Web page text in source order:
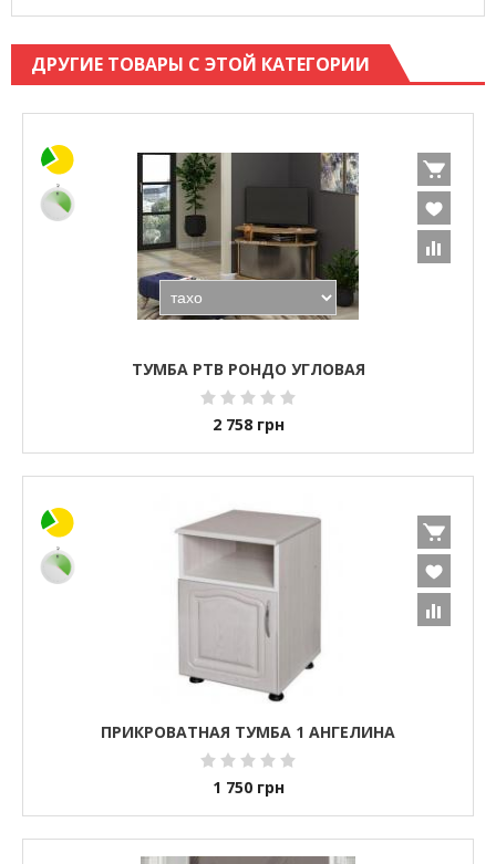
ДРУГИЕ ТОВАРЫ С ЭТОЙ КАТЕГОРИИ
ТУМБА РТВ РОНДО УГЛОВАЯ
2 758 грн
ПРИКРОВАТНАЯ ТУМБА 1 АНГЕЛИНА
1 750 грн